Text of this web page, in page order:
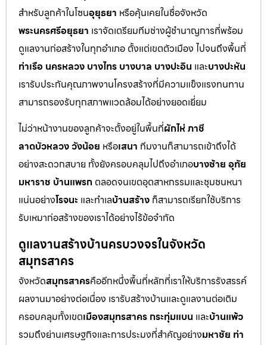
สำหรับลูกค้าในโซนอุยุธยา หรือคุ้นเคยในชื่อจังหวัด
พระนครศรีอยุธยา เราจัดเตรียมทีมช่างผู้ชำนาญการที่พร้อม
ดูแลงานก่อสร้างในทุกอำเภอ ตั้งแต่เขตตัวเมือง ไปจนถึงพื้นที่
ท่าเรือ นครหลวง บางไทร บางบาล บางปะอิน และบางปะหัน
เรารับประกันคุณภาพงานโครงสร้างที่มีความแข็งแรงทนทาน
สามารถรองรับทุกสภาพแวดล้อมได้อย่างยอดเยี่ยม
ไม่ว่าหน้างานของลูกค้าจะตั้งอยู่ในพื้นที่ผักไห่ ภาชี
ลาดบัวหลวง วังน้อย หรือเสนา ทีมงานก็สามารถเข้าถึงได้
อย่างสะดวกสบาย ทั้งยังครอบคลุมไปถึงอำเภอบางซ้าย อุทัย
มหาราช บ้านแพรก ตลอดจนเขตอุตสาหกรรมและชุมชนหนา
แน่นอย่างโรจนะ และทำเลบ้านสร้าง ก็สามารถเรียกใช้บริการ
รับเหมาก่อสร้างของเราได้อย่างไร้ข้อจำกัด
ดูแลงานสร้างบ้านครบวงจรในจังหวัด
สมุทรสาคร
จังหวัดสมุทรสาครคืออีกหนึ่งพื้นที่หลักที่เราให้บริการรังสรรค์
ผลงานมาอย่างต่อเนื่อง เรารับสร้างบ้านและดูแลงานต่อเติม
ครอบคลุมทั้งเขตเมืองสมุทรสาคร กระทุ่มแบน และบ้านแพ้ว
รวมถึงย่านเศรษฐกิจและการประมงที่สำคัญอย่างมหาชัย ท่า